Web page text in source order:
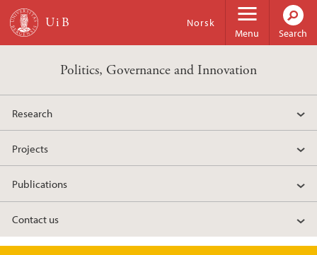
Skip to main content
Menu
Norsk
Search
Politics, Governance and Innovation
Research
Projects
Publications
Contact us